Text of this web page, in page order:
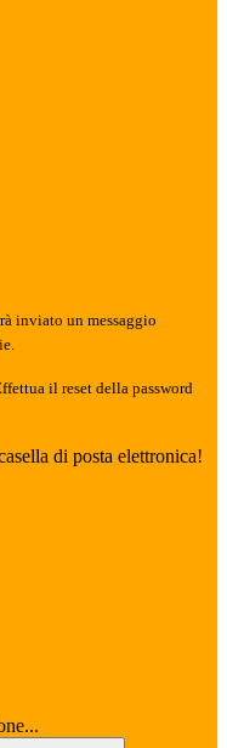
inviato un messaggio
il reset della password
di posta elettronica!